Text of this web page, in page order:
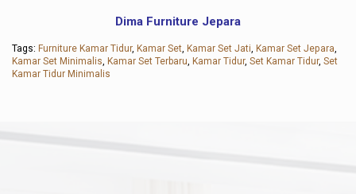
Dima Furniture Jepara
Tags: Furniture Kamar Tidur, Kamar Set Kamar Set Jati Kamar Set Jepara
Kamar Set Minimalis Kamar Set Terbaru Kamar Tidur, Set Kamar Tidur, Set
Kamar Tidur Minimalis